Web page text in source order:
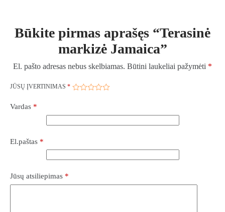
Būkite pirmas aprašęs “Terasinė
markizė Jamaica”
El. pašto adresas nebus skelbiamas. Būtini laukeliai pažymėti *
JŪSŲ ĮVERTINIMAS *
Vardas *
El.paštas *
Jūsų atsiliepimas *